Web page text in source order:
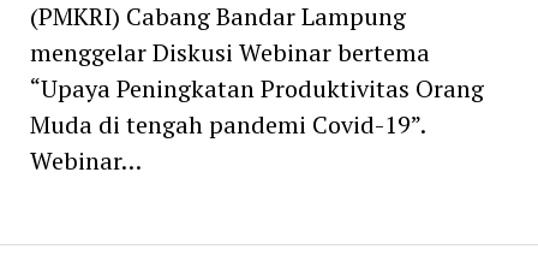
(PMKRI) Cabang Bandar Lampung
menggelar Diskusi Webinar bertema
“Upaya Peningkatan Produktivitas Orang
Muda di tengah pandemi Covid-19”.
Webinar…